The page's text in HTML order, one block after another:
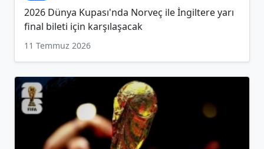
2026 Dünya Kupası'nda Norveç ile İngiltere yarı
final bileti için karşılaşacak
11 Temmuz 2026